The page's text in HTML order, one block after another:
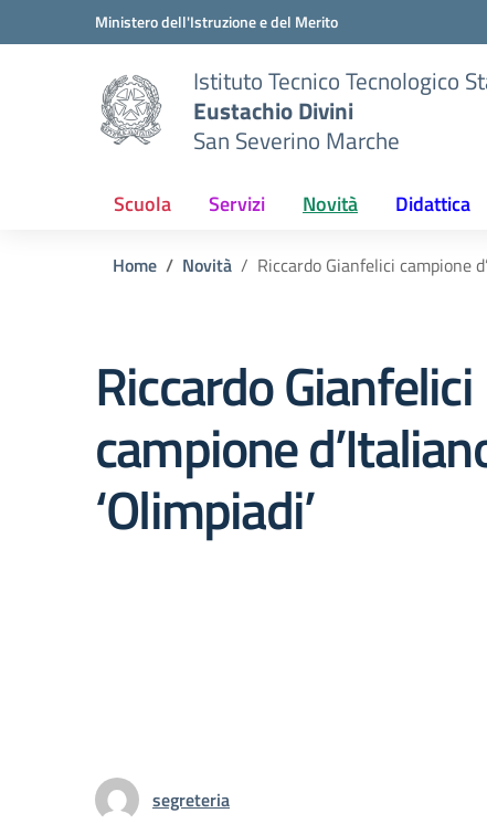
Vai ai contenuti
Vai al menu di navigazioneMinistero dell'Istruzione e del Merito
Istituto Tecnico Tecnologico
Eustachio Divini
San Severino Marche
Scuola Servizi Novità Didattica
Home Novità Riccardo Gianfelici campione
Riccardo Gianfelici
campione
‘Olimpiadi’
segreteria